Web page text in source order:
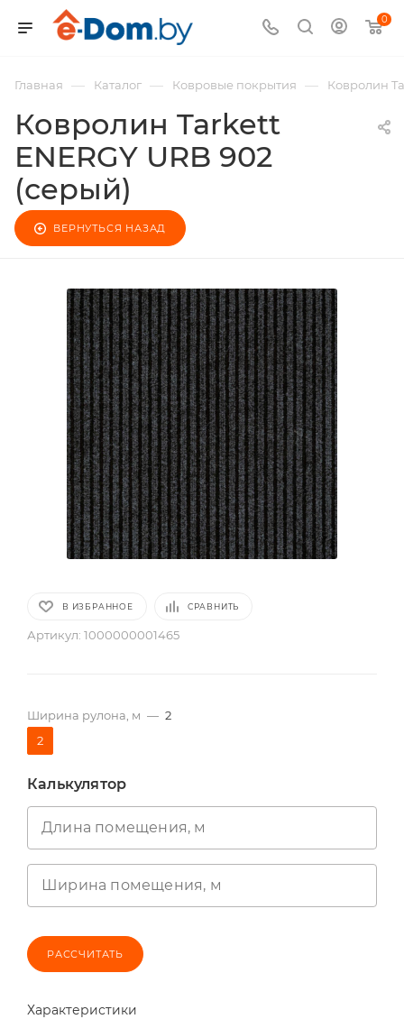
0
Главная — Каталог — Ковровые покрытия — Ковролин
Ковролин Tarkett
ENERGY URB 902
(серый)
ВЕРНУТЬСЯ НАЗАД
В ИЗБРАННОЕ СРАВНИТЬ
Артикул: 1000000001465
Ширина рулона, м — 2
2
Калькулятор
Длина помещения, м
Ширина помещения, м
РАССЧИТАТЬ
Характеристики